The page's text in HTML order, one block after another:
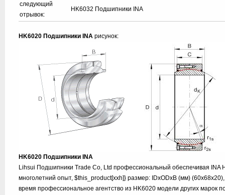
следующий
отрывок:
HK6032 Подшипники INA
HK6020 Подшипники INA рисунок:
HK6020 Подшипники INA
Lihsui Подшипники Trade Co, Ltd профессиональный обеспечивая INA
многолетний опыт, $this_product[xxh]} размер: IDxODxB (мм)
время профессиональное агентство из HK6020 модели других марок